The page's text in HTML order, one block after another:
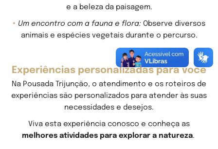
e a beleza da paisagem.
Um encontro com a fauna e flora: Observe diversos
animais e espécies vegetais durante o percurso.
Experiências personalizadas para você
Na Pousada Trijunção, o atendimento e os roteiros de
experiências são personalizados para atender às suas
necessidades e desejos.
Viva esta experiência conosco e conheça as
melhores atividades para explorar a natureza.